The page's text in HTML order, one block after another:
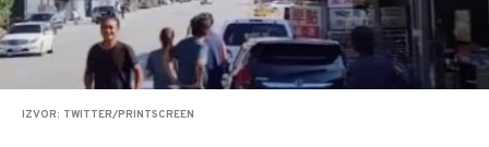
IZVOR: TWITTER/PRINTSCREEN